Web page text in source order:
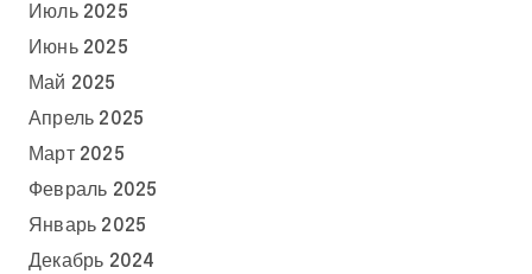
Июль 2025
Июнь 2025
Май 2025
Апрель 2025
Март 2025
Февраль 2025
Январь 2025
Декабрь 2024